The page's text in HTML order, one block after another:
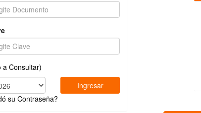
a Consultar)
Ingresar
su Contraseña?